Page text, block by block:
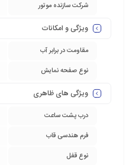
شرکت سازنده موتور
ویژگی و امکانات
مقاومت در برابر آب
نوع صفحه نمایش
ویژگی های ظاهری
درب پشت ساعت
فرم هندسی قاب
نوع قفل